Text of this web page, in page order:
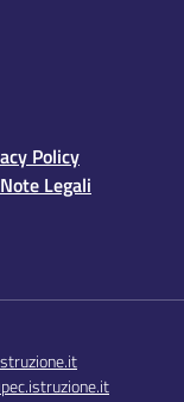
Policy
Note Legali